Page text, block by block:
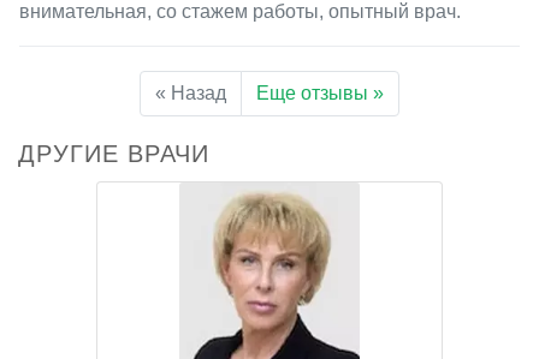
внимательная, со стажем работы, опытный врач.
« Назад Еще отзывы »
ДРУГИЕ ВРАЧИ